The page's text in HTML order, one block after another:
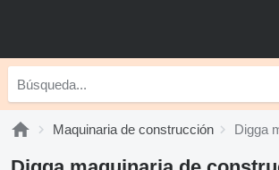
Maquinaria de construcción Digga